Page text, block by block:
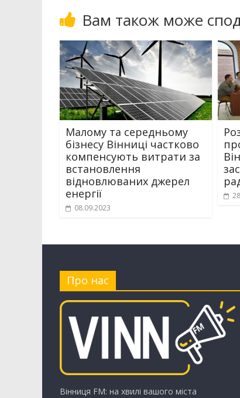
Вам також може
Малому та середньому
бізнесу Вінниці частково
компенсують витрати за
встановлення
відновлюваних джерел
енергії
08.09.2023
Про нас
Вінниця FM: на хвилі вашого міста